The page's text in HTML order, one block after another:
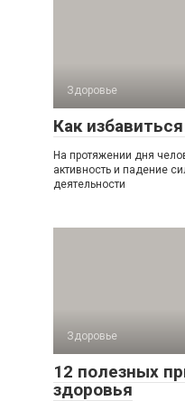
Здоровье
Как
На протяжении дня
активность и падение
деятельности
Здоровье
12 полезных
здоровья